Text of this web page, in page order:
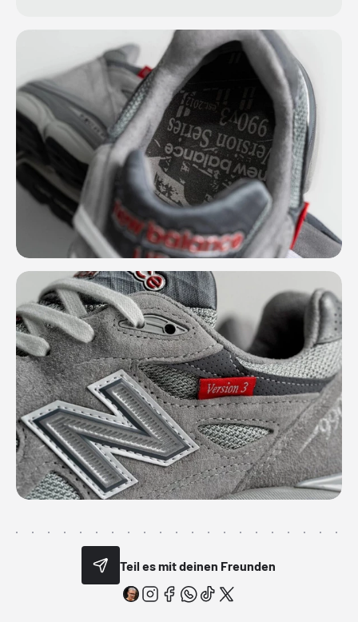
Teil es mit deinen Freunden